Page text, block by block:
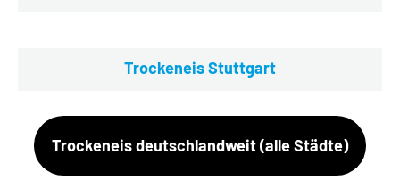
Trockeneis Stuttgart
Trockeneis deutschlandweit (alle Städte)